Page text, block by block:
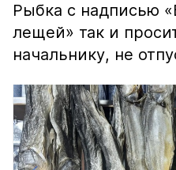
Рыбка с надписью
лещей» так и
начальнику, не